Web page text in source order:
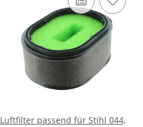
Luftfilter passend für Stihl 044,